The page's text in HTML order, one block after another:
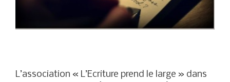
L’association « L’Ecriture prend le large » dans